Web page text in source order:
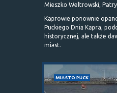
Mieszko Weltrowski,
Kaprowie ponownie
Puckiego Dnia Kapra,
historycznej, ale także
miast.
MIASTO PUCK